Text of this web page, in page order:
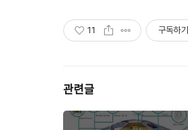
11 구독하기
관련글